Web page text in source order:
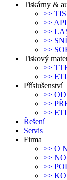
Tiskárny &
>>
>>
>>
>>
>>
Tiskový
>>
>>
Příslušenství
>>
>>
>>
Řešení
Servis
Firma
>> O
>>
>>
>>